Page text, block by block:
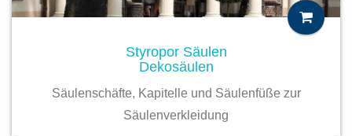
Styropor Säulen
Dekosäulen
Säulenschäfte, Kapitelle und Säulenfüße zur
Säulenverkleidung